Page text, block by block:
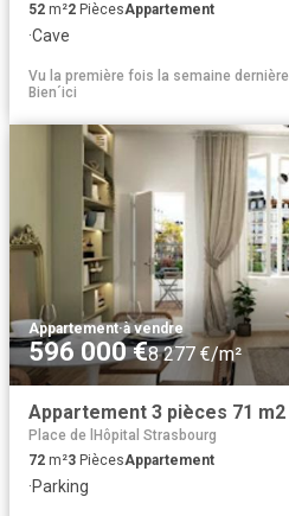
52 m²2 PiècesAppartement
·Cave
Vu la première fois la semaine dernière
Bien´ici
Appartement·à vendre
596 000 €8 277 €/m²
Appartement 3 pièces 71 m2
Place de lHôpital Strasbourg
72 m²3 PiècesAppartement
·Parking